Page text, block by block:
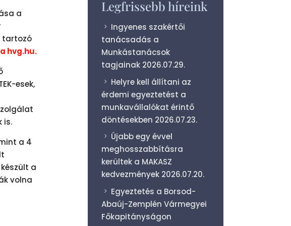
a
tartozó
hvg.hu.
esek,
is.
a 4
a
volna
Legfrissebb híreink
Ingyenes szakértői
tanácsadás a
Munkástanácsok
tagjainak 2026.07.29.
Helyre kell állítani az
érdemi egyeztetést a
munkavállalókat érintő
döntésekben 2026.07.23.
Újabb egy évvel
meghosszabbításra
kerültek a MAKASZ
kedvezmények 2026.07.20.
Egyeztetés a Borsod-
Abaúj-Zemplén Vármegyei
Főkapitányságon